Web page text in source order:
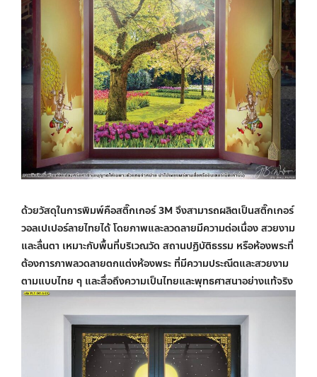
ด้วยวัสดุในการพิมพ์คือสติ๊กเกอร์ 3M จึงสามารถผลิตเป็นสติ๊กเกอร์
วอลเปเปอร์ลายไทยได้โดยภาพและลวดลายมีความต่อเนื่อง สวยงาม
และลื่นตา เหมาะกับพื้นที่บริเวณวัด สถานปฏิบัติธรรม หรือห้องพระที่
ต้องการภาพลวดลายตกแต่งห้องพระ ที่มีความประณีตและสวยงาม
ตามแบบไทย ๆ และสื่อถึงความเป็นไทยและพุทธศาสนาอย่างแท้จริง